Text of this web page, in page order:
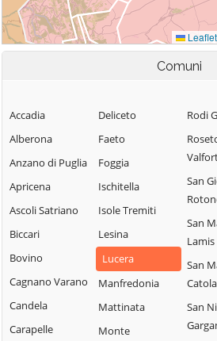
Comuni
Accadia
Alberona
Anzano di Puglia
Apricena
Ascoli Satriano
Biccari
Bovino
Cagnano Varano
Candela
Carapelle
Deliceto
Faeto
Foggia
Ischitella
Isole Tremiti
Lesina
Lucera
Manfredonia
Mattinata
Monte
Rodi
San
San
Lamis
San
Catola
San